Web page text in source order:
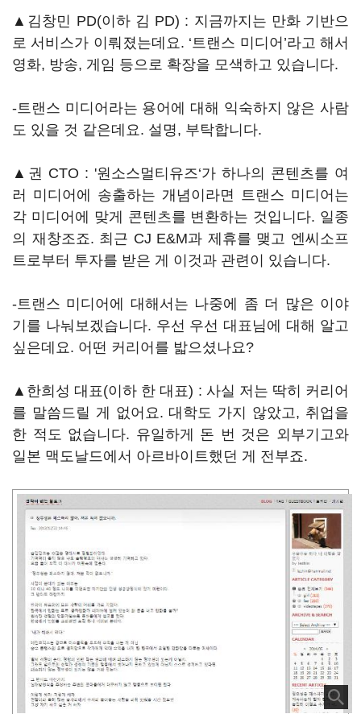
▲김창민 PD(이하 김 PD) : 지금까지는 만화 기반으
로 서비스가 이뤄졌는데요. ‘트랜스 미디어’라고 해서
영화, 방송, 게임 등으로 확장을 모색하고 있습니다.
-트랜스 미디어라는 용어에 대해 익숙하지 않은 사람
도 있을 것 같은데요. 설명, 부탁합니다.
▲권 CTO : '원소스멀티유즈‘가 하나의 콘텐츠를 여
러 미디어에 송출하는 개념이라면 트랜스 미디어는
각 미디어에 맞게 콘텐츠를 변환하는 것입니다. 일종
의 재창조죠. 최근 CJ E&M과 제휴를 맺고 엔씨소프
트로부터 투자를 받은 게 이것과 관련이 있습니다.
-트랜스 미디어에 대해서는 나중에 좀 더 많은 이야
기를 나눠보겠습니다. 우선 우선 대표님에 대해 알고
싶은데요. 어떤 커리어를 밟으셨나요?
▲한희성 대표(이하 한 대표) : 사실 저는 딱히 커리어
를 말씀드릴 게 없어요. 대학도 가지 않았고, 취업을
한 적도 없습니다. 유일하게 돈 번 것은 외부기고와
일본 맥도날드에서 아르바이트했던 게 전부죠.